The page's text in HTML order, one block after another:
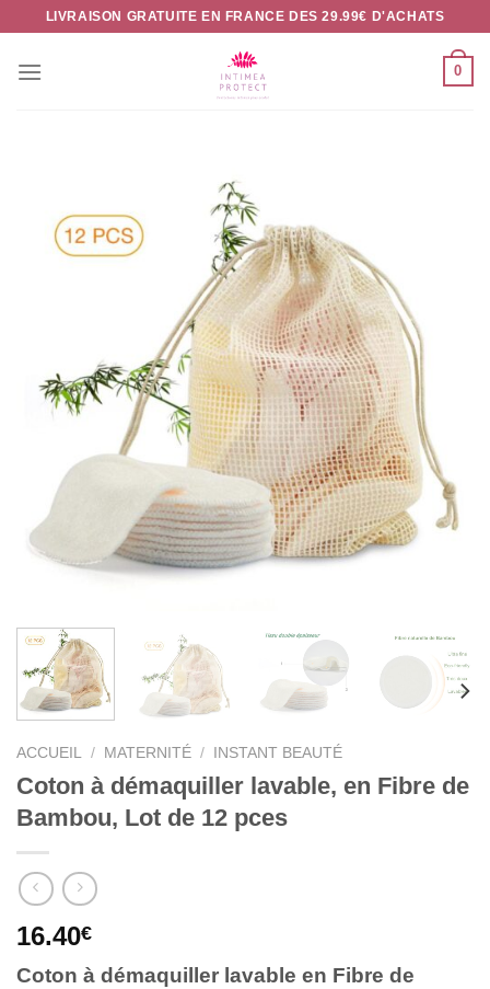
Passer
contenu
LIVRAISON GRATUITE EN FRANCE DES 29.99€ D'ACHATS
0
ACCUEIL / MATERNITÉ / INSTANT BEAUTÉ
Coton à démaquiller lavable, en Fibre de
Bambou, Lot de 12 pces
16.40€
Coton à démaquiller lavable en Fibre de